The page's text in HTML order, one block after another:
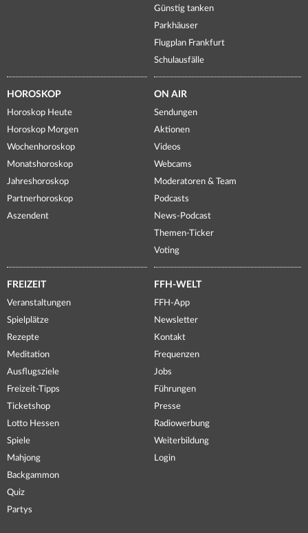
Günstig tanken
Parkhäuser
Flugplan Frankfurt
Schulausfälle
HOROSKOP
Horoskop Heute
Horoskop Morgen
Wochenhoroskop
Monatshoroskop
Jahreshoroskop
Partnerhoroskop
Aszendent
ON AIR
Sendungen
Aktionen
Videos
Webcams
Moderatoren & Team
Podcasts
News-Podcast
Themen-Ticker
Voting
FREIZEIT
Veranstaltungen
Spielplätze
Rezepte
Meditation
Ausflugsziele
Freizeit-Tipps
Ticketshop
Lotto Hessen
Spiele
Mahjong
Backgammon
Quiz
Partys
FFH-WELT
FFH-App
Newsletter
Kontakt
Frequenzen
Jobs
Führungen
Presse
Radiowerbung
Weiterbildung
Login